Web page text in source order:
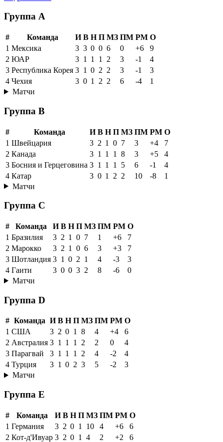
Группа A
# Команда И В Н П МЗ ПМ РМ О
1 Мексика 3 3 0 0 6 0 +6
9
2 ЮАР 3 1 1 1 2 3 -1
4
3 Республика Корея 3 1 0 2 2 3 -1
3
4 Чехия 3 0 1 2 2 6 -4
1
Матчи
Группа B
# Команда И В Н П МЗ ПМ РМ О
1 Швейцария 3 2 1 0 7 3 +4
7
2 Канада 3 1 1 1 8 3 +5
4
3 Босния и Герцеговина 3 1 1 1 5 6 -1
4
4 Катар 3 0 1 2 2 10 -8
1
Матчи
Группа C
# Команда И В Н П МЗ ПМ РМ О
1 Бразилия 3 2 1 0 7 1 +6
7
2 Марокко 3 2 1 0 6 3 +3
7
3 Шотландия 3 1 0 2 1 4 -3
3
4 Гаити 3 0 0 3 2 8 -6
0
Матчи
Группа D
# Команда И В Н П МЗ ПМ РМ О
1 США 3 2 0 1 8 4 +4
6
2 Австралия 3 1 1 1 2 2 0
4
3 Парагвай 3 1 1 1 2 4 -2
4
4 Турция 3 1 0 2 3 5 -2
3
Матчи
Группа E
# Команда И В Н П МЗ ПМ РМ О
1 Германия 3 2 0 1 10 4 +6
6
2 Кот-д'Ивуар 3 2 0 1 4 2 +2
6